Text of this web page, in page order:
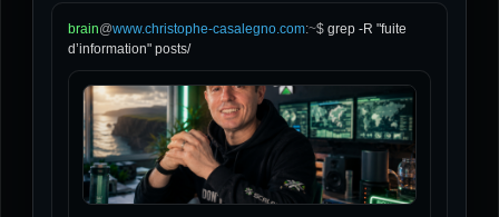
brain@www.christophe-casalegno.com:~$ grep -R "fuite
d’information" posts/